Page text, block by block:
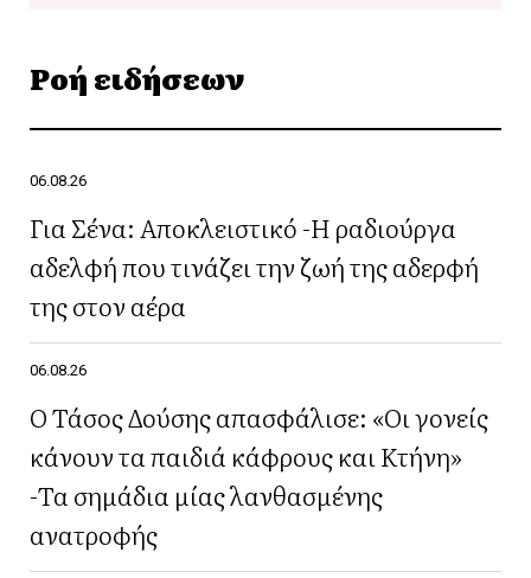
Ροή ειδήσεων
06.08.26
Για Σένα: Αποκλειστικό -Η ραδιούργα
αδελφή που τινάζει την ζωή της αδερφή
της στον αέρα
06.08.26
Ο Τάσος Δούσης απασφάλισε: «Οι γονείς
κάνουν τα παιδιά κάφρους και Κτήνη»
-Τα σημάδια μίας λανθασμένης
ανατροφής